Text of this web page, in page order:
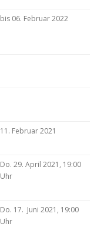
bis 06. Februar 2022
11. Februar 2021
Do. 29. April 2021, 19:00
Uhr
Do. 17. Juni 2021, 19:00
Uhr